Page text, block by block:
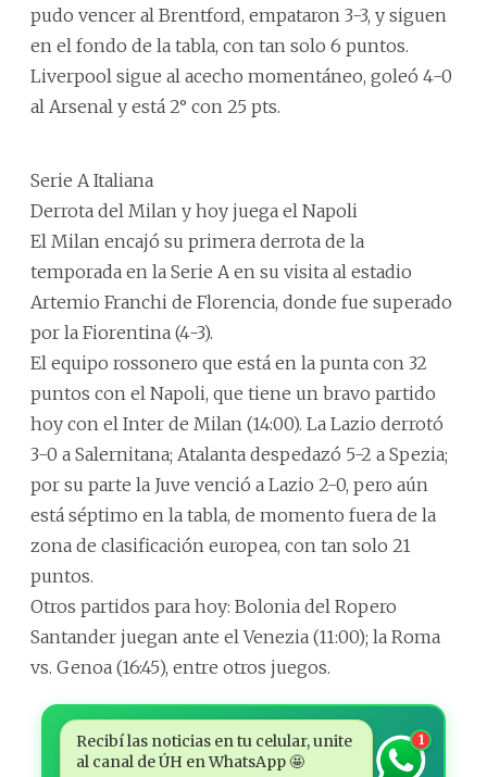
pudo vencer al Brentford, empataron 3-3, y siguen
en el fondo de la tabla, con tan solo 6 puntos.
Liverpool sigue al acecho momentáneo, goleó 4-0
al Arsenal y está 2° con 25 pts.
Serie A Italiana
Derrota del Milan y hoy juega el Napoli
El Milan encajó su primera derrota de la
temporada en la Serie A en su visita al estadio
Artemio Franchi de Florencia, donde fue superado
por la Fiorentina (4-3).
El equipo rossonero que está en la punta con 32
puntos con el Napoli, que tiene un bravo partido
hoy con el Inter de Milan (14:00). La Lazio derrotó
3-0 a Salernitana; Atalanta despedazó 5-2 a Spezia;
por su parte la Juve venció a Lazio 2-0, pero aún
está séptimo en la tabla, de momento fuera de la
zona de clasificación europea, con tan solo 21
puntos.
Otros partidos para hoy: Bolonia del Ropero
Santander juegan ante el Venezia (11:00); la Roma
vs. Genoa (16:45), entre otros juegos.
Recibí las noticias en tu celular, unite
al canal de ÚH en WhatsApp 🤩
1